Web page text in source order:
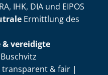
IHK, DIA und EIPOS
Ermittlung des
vereidigte
& fair |